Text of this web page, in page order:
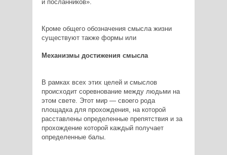
и посланников».
Кроме общего обозначения смысла жизни
существуют также формы или
Механизмы достижения смысла
В рамках всех этих целей и смыслов
происходит соревнование между людьми на
этом свете. Этот мир — своего рода
площадка для прохождения, на которой
расставлены определенные препятствия и за
прохождение которой каждый получает
определенные балы.